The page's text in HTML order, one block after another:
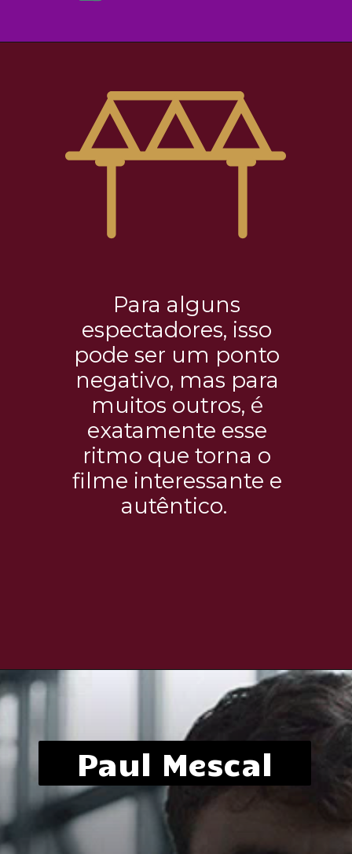
Para alguns
espectadores, isso
pode ser um ponto
negativo, mas para
muitos outros, é
exatamente esse
ritmo que torna o
filme interessante e
autêntico.
Paul Mescal